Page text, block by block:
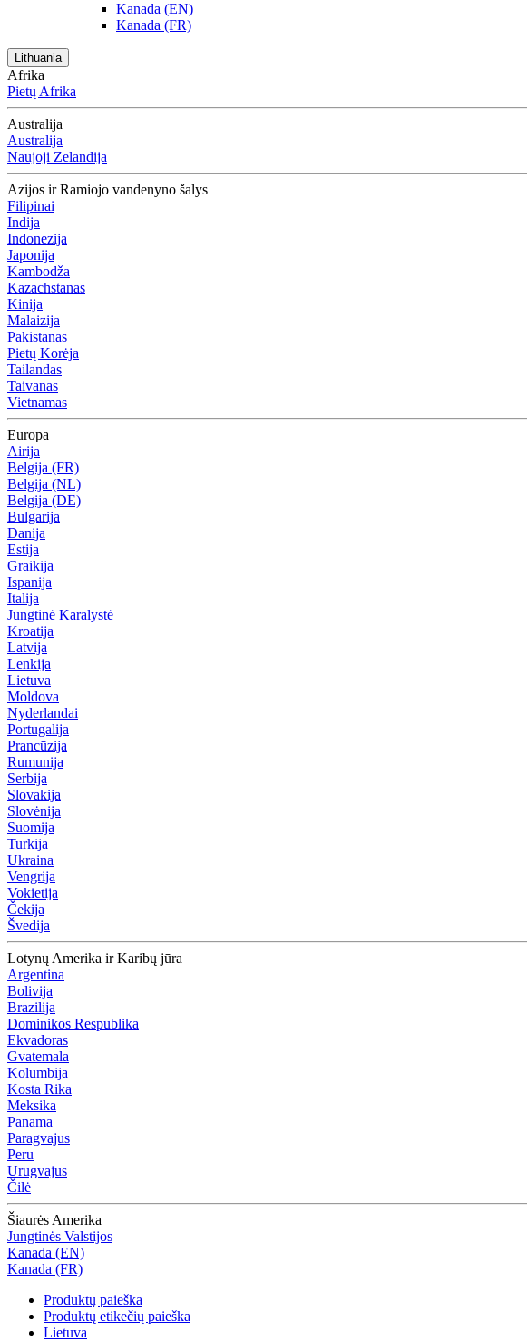
Kanada (EN)
Kanada (FR)
Lithuania
Afrika
Pietų Afrika
Australija
Australija
Naujoji Zelandija
Azijos ir Ramiojo vandenyno šalys
Filipinai
Indija
Indonezija
Japonija
Kambodža
Kazachstanas
Kinija
Malaizija
Pakistanas
Pietų Korėja
Tailandas
Taivanas
Vietnamas
Europa
Airija
Belgija (FR)
Belgija (NL)
Belgija (DE)
Bulgarija
Danija
Estija
Graikija
Ispanija
Italija
Jungtinė Karalystė
Kroatija
Latvija
Lenkija
Lietuva
Moldova
Nyderlandai
Portugalija
Prancūzija
Rumunija
Serbija
Slovakija
Slovėnija
Suomija
Turkija
Ukraina
Vengrija
Vokietija
Čekija
Švedija
Lotynų Amerika ir Karibų jūra
Argentina
Bolivija
Brazilija
Dominikos Respublika
Ekvadoras
Gvatemala
Kolumbija
Kosta Rika
Meksika
Panama
Paragvajus
Peru
Urugvajus
Čilė
Šiaurės Amerika
Jungtinės Valstijos
Kanada (EN)
Kanada (FR)
Produktų paieška
Produktų etikečių paieška
Lietuva